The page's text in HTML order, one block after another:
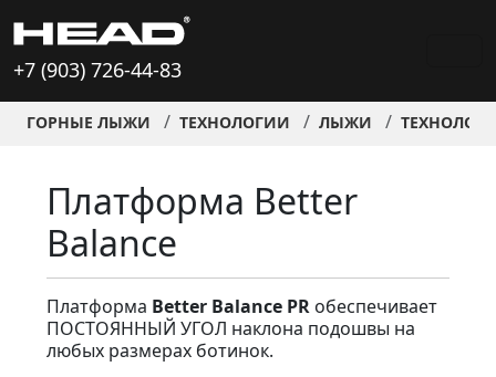
+7 (903) 726-44-83
ГОРНЫЕ ЛЫЖИ ТЕХНОЛОГИИ ЛЫЖИ
Платформа Better
Balance
Платформа Better Balance PR обеспечивает
ПОСТОЯННЫЙ УГОЛ наклона подошвы на
любых размерах ботинок.